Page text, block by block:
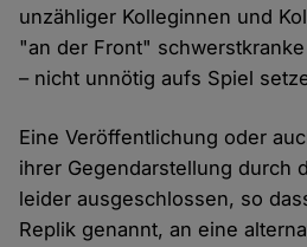
unzähliger Kolleginnen und
"an der Front"
– nicht unnötig aufs Spiel
Eine Veröffentlichung oder
ihrer Gegendarstellung durch
leider ausgeschlossen, so
Replik genannt, an eine